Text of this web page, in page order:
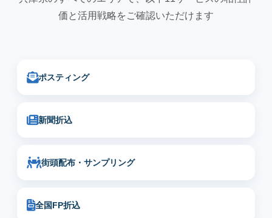
価と活用戦略をご確認いただけます
ポスティング
新聞折込
街頭配布・サンプリング
全国FP折込